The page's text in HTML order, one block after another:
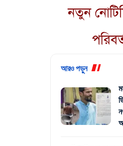
নতুন
আরও পড়ুন